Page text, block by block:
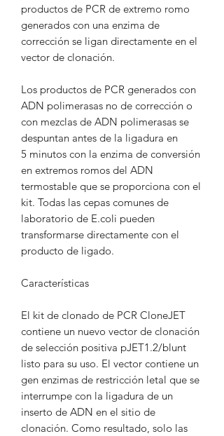
productos de PCR de extremo romo
generados con una enzima de
corrección se ligan directamente en el
vector de clonación.
Los productos de PCR generados con
ADN polimerasas no de corrección o
con mezclas de ADN polimerasas se
despuntan antes de la ligadura en
5 minutos con la enzima de conversión
en extremos romos del ADN
termostable que se proporciona con el
kit. Todas las cepas comunes de
laboratorio de E.coli pueden
transformarse directamente con el
producto de ligado.
Características
El kit de clonado de PCR CloneJET
contiene un nuevo vector de clonación
de selección positiva pJET1.2/blunt
listo para su uso. El vector contiene un
gen enzimas de restricción letal que se
interrumpe con la ligadura de un
inserto de ADN en el sitio de
clonación. Como resultado, solo las